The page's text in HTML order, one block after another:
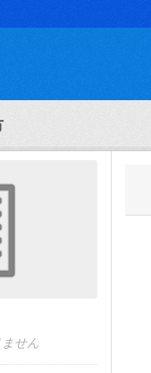
せん